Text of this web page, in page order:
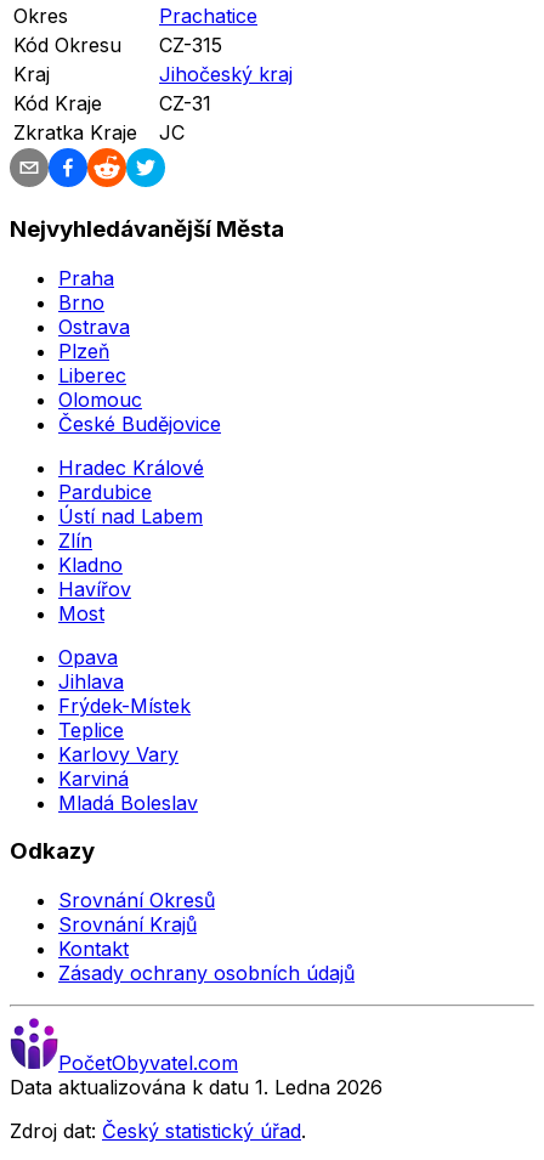
Okres
Prachatice
Kód Okresu
CZ-315
Kraj
Jihočeský kraj
Kód Kraje
CZ-31
Zkratka Kraje
JC
Nejvyhledávanější Města
Praha
Brno
Ostrava
Plzeň
Liberec
Olomouc
České Budějovice
Hradec Králové
Pardubice
Ústí nad Labem
Zlín
Kladno
Havířov
Most
Opava
Jihlava
Frýdek-Místek
Teplice
Karlovy Vary
Karviná
Mladá Boleslav
Odkazy
Srovnání Okresů
Srovnání Krajů
Kontakt
Zásady ochrany osobních údajů
PočetObyvatel.com
Data aktualizována k datu 1. Ledna 2026
Zdroj dat: Český statistický úřad.